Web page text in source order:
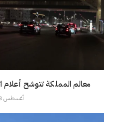
معالم المملكة تتوشح أعلام
أغسطس 8, 2026